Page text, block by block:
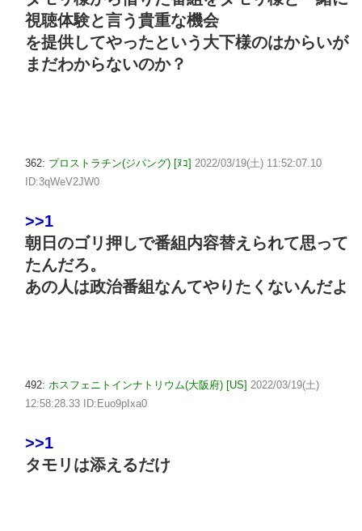
視聴体験と言う貴重な機会
を提供してやったという大下様のはからいが
まだわからないのか？
362: プロストラチン(ジパング) [ﾇｺ] 2022/03/19(土) 11:52:07.10
ID:3qWeV2JW0
>>1
朝日のゴリ押しで番組内容替えられて思って
たんだろ。
あの人は政治番組なんてやりたくないんだよ
492: ホスフェニトインナトリウム(大阪府) [US] 2022/03/19(土)
12:58:28.33 ID:Euo9pIxa0
>>1
タモリは添えるだけ